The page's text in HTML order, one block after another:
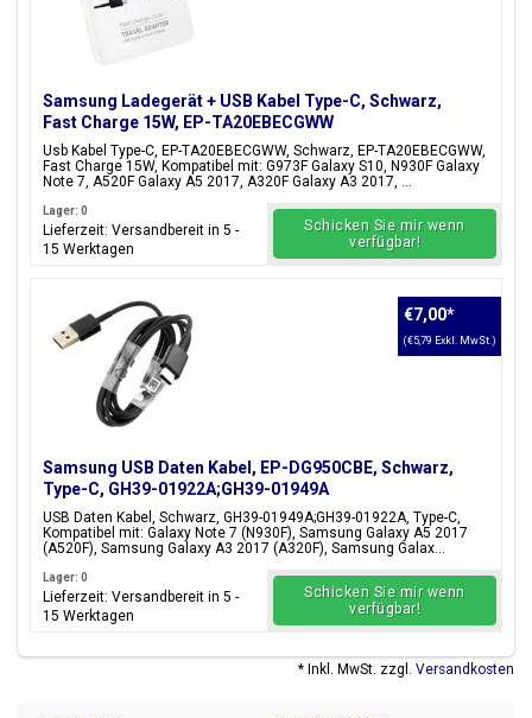
Samsung Ladegerät + USB Kabel Type-C, Schwarz,
Fast Charge 15W, EP-TA20EBECGWW
Usb Kabel Type-C, EP-TA20EBECGWW, Schwarz, EP-TA20EBECGWW,
Fast Charge 15W, Kompatibel mit: G973F Galaxy S10, N930F Galaxy
Note 7, A520F Galaxy A5 2017, A320F Galaxy A3 2017, ...
Lager: 0
Lieferzeit: Versandbereit in 5 -
15 Werktagen
Schicken Sie mir wenn
verfügbar!
Samsung USB Daten Kabel, EP-DG950CBE, Schwarz,
Type-C, GH39-01922A;GH39-01949A
USB Daten Kabel, Schwarz, GH39-01949A;GH39-01922A, Type-C,
Kompatibel mit: Galaxy Note 7 (N930F), Samsung Galaxy A5 2017
(A520F), Samsung Galaxy A3 2017 (A320F), Samsung Galax...
€7,00*
(€5,79 Exkl. MwSt.)
Lager: 0
Lieferzeit: Versandbereit in 5 -
15 Werktagen
Schicken Sie mir wenn
verfügbar!
* Inkl. MwSt. zzgl. Versandkosten